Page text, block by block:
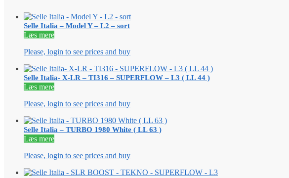
Selle Italia – Model Y – L2 – sort
Læs mere
Please, login to see prices and buy
Selle Italia- X-LR – TI316 – SUPERFLOW – L3 ( LL 44 )
Læs mere
Please, login to see prices and buy
Selle Italia – TURBO 1980 White ( LL 63 )
Læs mere
Please, login to see prices and buy